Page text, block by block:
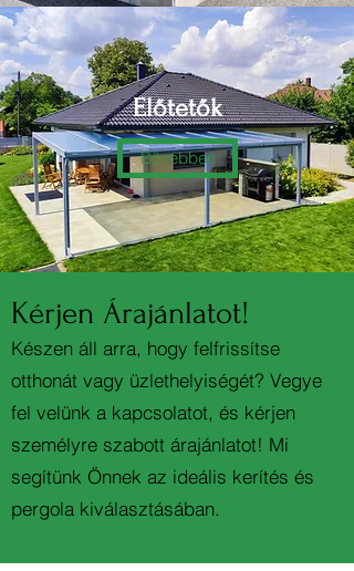
Előtetők
Bövebben
Kérjen Árajánlatot!
Készen áll arra, hogy felfrissítse
otthonát vagy üzlethelyiségét? Vegye
fel velünk a kapcsolatot, és kérjen
személyre szabott árajánlatot! Mi
segítünk Önnek az ideális kerítés és
pergola kiválasztásában.